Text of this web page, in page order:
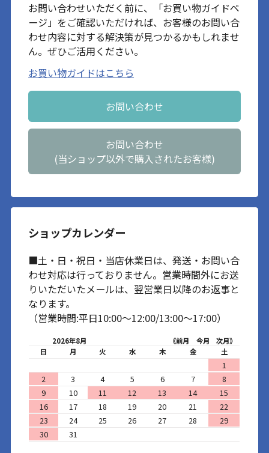
お問い合わせいただく前に、「お買い物ガイドペ
ージ」をご確認いただければ、お客様のお問い合
わせ内容に対する解決策が見つかるかもしれませ
ん。ぜひご活用ください。
お買い物ガイドはこちら
お問い合わせ
お問い合わせ
(当ショップ以外で購入されたお客様)
ショップカレンダー
■土・日・祝日・当店休業日は、発送・お問い合
わせ対応は行っておりません。営業時間外にお送
りいただいたメールは、翌営業日以降のお返事と
なります。
（営業時間:平日10:00～12:00/13:00～17:00）
2026年8月 《前月 今月
次月》
日
月 火 水 木 金 土
1
2
3 4 5 6 7
8
9
10 11 12 13 14
15
16
17 18 19 20 21
22
23
24 25 26 27 28
29
30
31